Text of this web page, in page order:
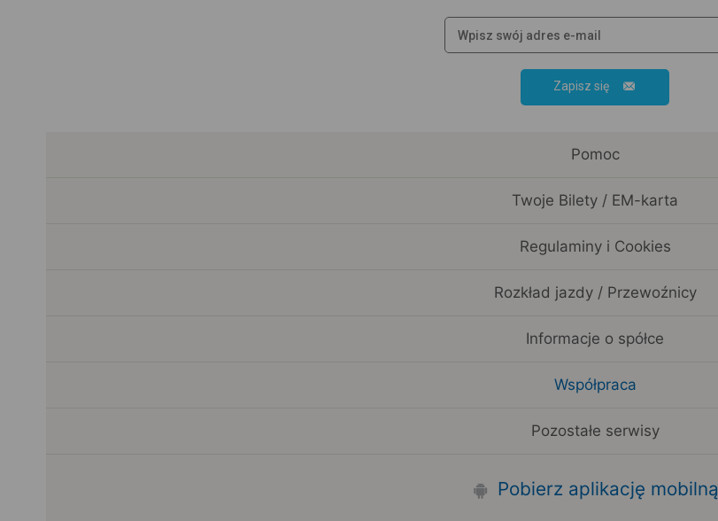
Zapisz się
Pomoc
Twoje Bilety / EM-karta
Regulaminy i Cookies
Rozkład jazdy / Przewoźnicy
Informacje o spółce
Współpraca
Pozostałe serwisy
Pobierz aplikację mobilną